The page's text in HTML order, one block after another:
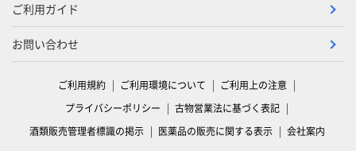
ご利用ガイド
お問い合わせ
ご利用規約 ご利用環境について
ご利用上の注意
プライバシーポリシー
古物営業法に基づく表記
酒類販売管理者標識の掲示
医薬品の販売に関する表示 会社案内